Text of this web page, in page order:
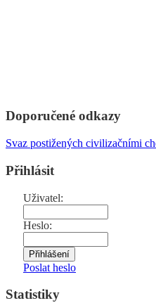
Doporučené odkazy
Svaz postižených civilizačními
Přihlásit
Uživatel:
Heslo:
Poslat heslo
Statistiky